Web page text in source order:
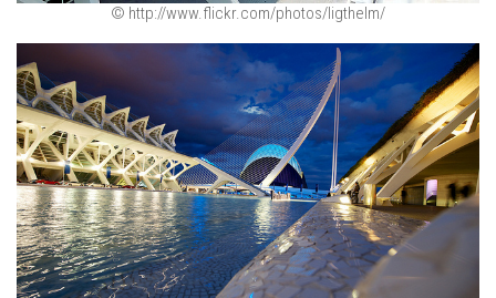
© http://www.flickr.com/photos/ligthelm/